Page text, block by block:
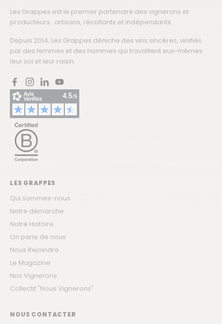
Les Grappes est le premier partenaire des vignerons et
producteurs : artisans, récoltants et indépendants.
Depuis 2014, Les Grappes déniche des vins sincères, vinifiés
par des femmes et des hommes qui travaillent eux-mêmes
leur sol et leur raisin.
FacebookInstagram
LinkedInYouTube
LES GRAPPES
Qui sommes-nous
Notre démarche
Notre Histoire
On parle de nous
Nous Rejoindre
Le Magazine
Nos Vignerons
Collectif "Nous Vignerons"
NOUS CONTACTER